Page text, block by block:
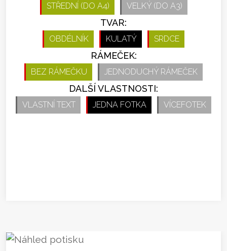
STŘEDNÍ (DO A4) VELKÝ (DO A3)
TVAR:
OBDÉLNÍK KULATÝ SRDCE
RÁMEČEK:
BEZ RÁMEČKU JEDNODUCHÝ RÁMEČEK
DALŠÍ VLASTNOSTI:
VLASTNÍ TEXT JEDNA FOTKA VÍCEFOTEK